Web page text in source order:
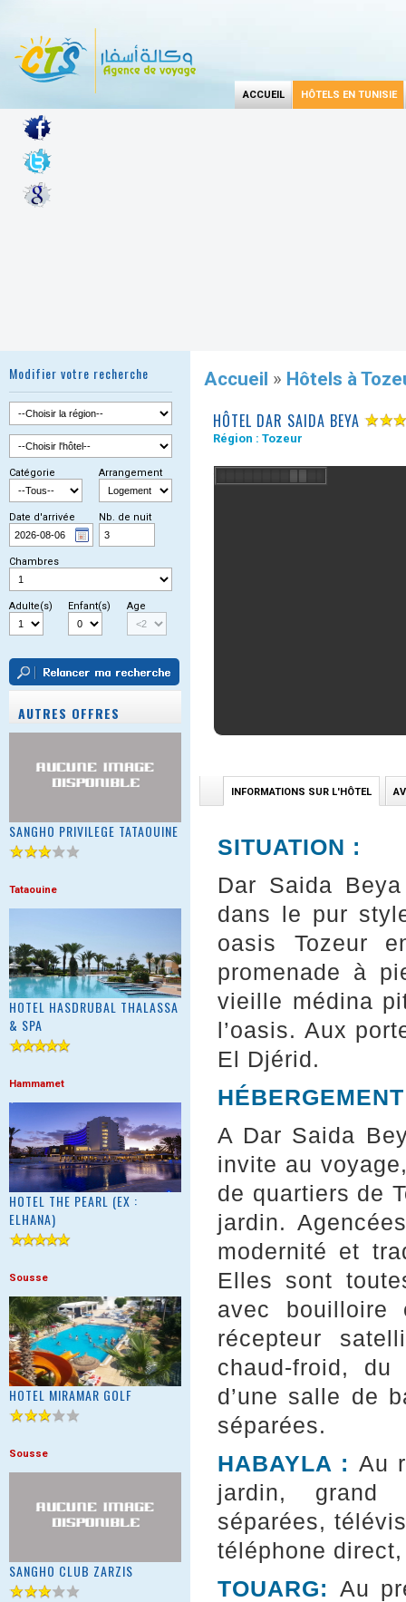
ACCUEIL HÔTELS EN TUNISIE
Modifier votre recherche
Catégorie Arrangement
Date d'arrivée Nb. de nuit
Chambres
Adulte(s) Enfant(s) Age
AUTRES OFFRES
SANGHO PRIVILEGE TATAOUINE
Tataouine
HOTEL HASDRUBAL THALASSA
& SPA
Hammamet
HOTEL THE PEARL (EX :
ELHANA)
Sousse
HOTEL MIRAMAR GOLF
Sousse
SANGHO CLUB ZARZIS
Accueil » Hôtels à
HÔTEL DAR SAIDA BEYA
Région : Tozeur
INFORMATIONS SUR L'HÔTEL
SITUATION :
Dar Saida
dans le pur
oasis Tozeur
promenade à
vieille médina
l’oasis. Aux
El Djérid.
A Dar Saida
invite au
de quartiers de
jardin.
modernité et
Elles sont
avec bouilloire
récepteur
chaud-froid,
d’une salle de
séparées.
HABAYLA : Au
jardin, grand
séparées,
téléphone
TOUARG: Au